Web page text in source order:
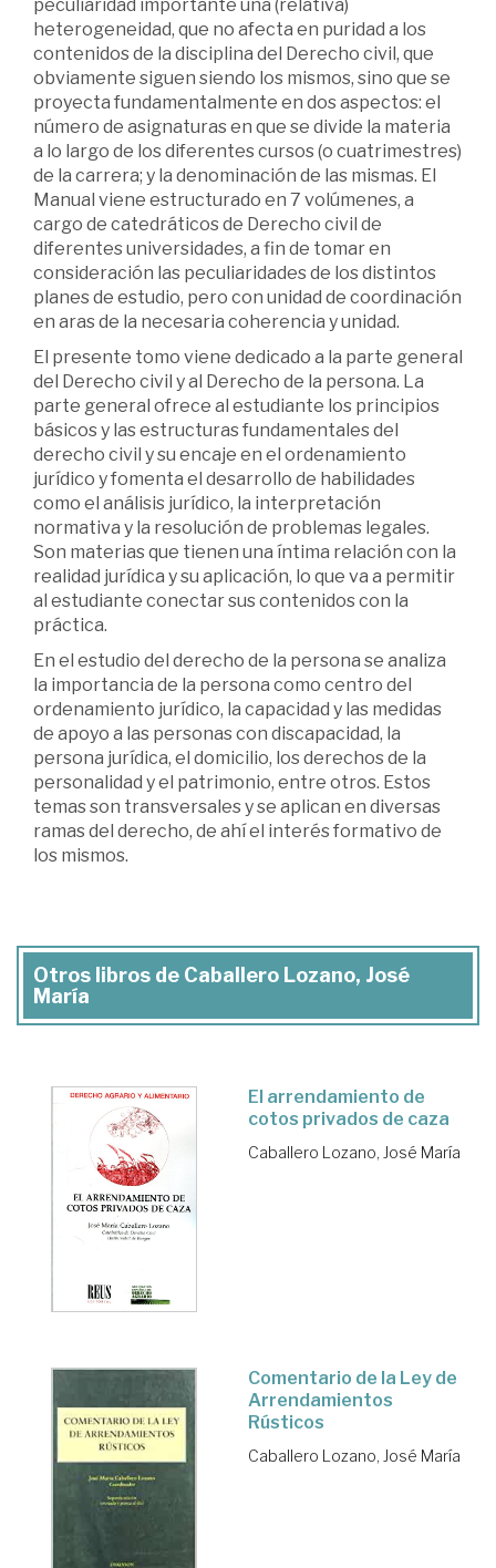
peculiaridad importante una (relativa)
heterogeneidad, que no afecta en puridad a los
contenidos de la disciplina del Derecho civil, que
obviamente siguen siendo los mismos, sino que se
proyecta fundamentalmente en dos aspectos: el
número de asignaturas en que se divide la materia
a lo largo de los diferentes cursos (o cuatrimestres)
de la carrera; y la denominación de las mismas. El
Manual viene estructurado en 7 volúmenes, a
cargo de catedráticos de Derecho civil de
diferentes universidades, a fin de tomar en
consideración las peculiaridades de los distintos
planes de estudio, pero con unidad de coordinación
en aras de la necesaria coherencia y unidad.
El presente tomo viene dedicado a la parte general
del Derecho civil y al Derecho de la persona. La
parte general ofrece al estudiante los principios
básicos y las estructuras fundamentales del
derecho civil y su encaje en el ordenamiento
jurídico y fomenta el desarrollo de habilidades
como el análisis jurídico, la interpretación
normativa y la resolución de problemas legales.
Son materias que tienen una íntima relación con la
realidad jurídica y su aplicación, lo que va a permitir
al estudiante conectar sus contenidos con la
práctica.
En el estudio del derecho de la persona se analiza
la importancia de la persona como centro del
ordenamiento jurídico, la capacidad y las medidas
de apoyo a las personas con discapacidad, la
persona jurídica, el domicilio, los derechos de la
personalidad y el patrimonio, entre otros. Estos
temas son transversales y se aplican en diversas
ramas del derecho, de ahí el interés formativo de
los mismos.
Otros libros de Caballero Lozano, José
María
El arrendamiento de
cotos privados de caza
Caballero Lozano, José María
Comentario de la Ley de
Arrendamientos
Rústicos
Caballero Lozano, José María